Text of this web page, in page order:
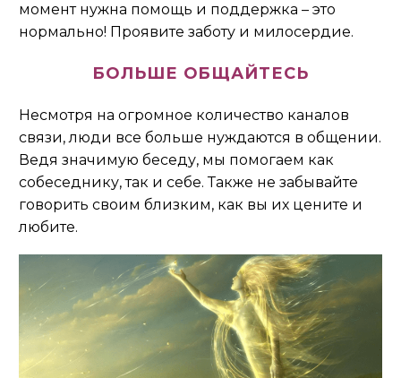
момент нужна помощь и поддержка – это
нормально! Проявите заботу и милосердие.
БОЛЬШЕ ОБЩАЙТЕСЬ
Несмотря на огромное количество каналов
связи, люди все больше нуждаются в общении.
Ведя значимую беседу, мы помогаем как
собеседнику, так и себе. Также не забывайте
говорить своим близким, как вы их цените и
любите.